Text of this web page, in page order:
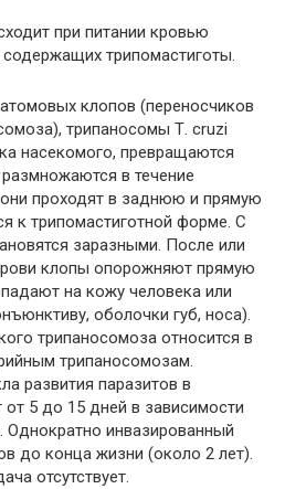
при питании кровью
трипомастиготы.
клопов (переносчиков
трипаносомы Т. cruzi
насекомого, превращаются
в течение
проходят в заднюю и прямую
к трипомастиготной форме. С
заразными. После или
клопы опорожняют прямую
на кожу человека или
оболочки губ, носа).
трипаносомоза относится в
трипаносомозам.
развития паразитов в
от 5 до 15 дней в зависимости
Однократно инвазированный
до конца жизни (около 2 лет).
отсутствует.